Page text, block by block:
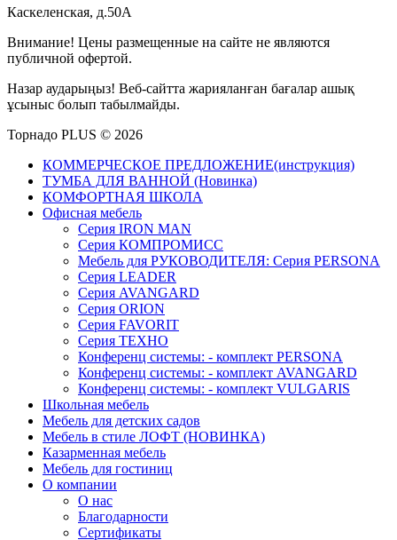
Каскеленская, д.50А
Внимание! Цены размещенные на сайте не являются
публичной офертой.
Назар аударыңыз! Веб-сайтта жарияланған бағалар ашық
ұсыныс болып табылмайды.
Торнадо PLUS © 2026
КОММЕРЧЕСКОЕ ПРЕДЛОЖЕНИЕ(инструкция)
ТУМБА ДЛЯ ВАННОЙ (Новинка)
КОМФОРТНАЯ ШКОЛА
Офисная мебель
Серия IRON MAN
Серия КОМПРОМИСС
Мебель для РУКОВОДИТЕЛЯ: Серия PERSONA
Серия LEADER
Серия AVANGARD
Серия ORION
Серия FAVORIT
Серия ТЕХНО
Конференц системы: - комплект PERSONA
Конференц системы: - комплект AVANGARD
Конференц системы: - комплект VULGARIS
Школьная мебель
Мебель для детских садов
Мебель в стиле ЛОФТ (НОВИНКА)
Казарменная мебель
Мебель для гостиниц
О компании
О нас
Благодарности
Сертификаты